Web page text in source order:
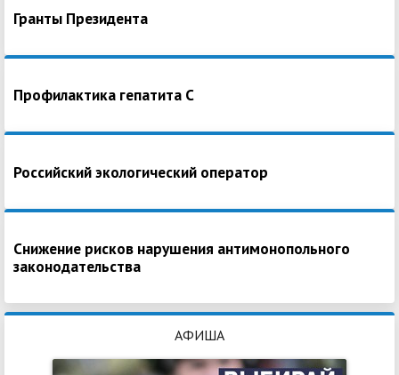
Гранты Президента
Профилактика гепатита С
Российский экологический оператор
Снижение рисков нарушения антимонопольного
законодательства
АФИША